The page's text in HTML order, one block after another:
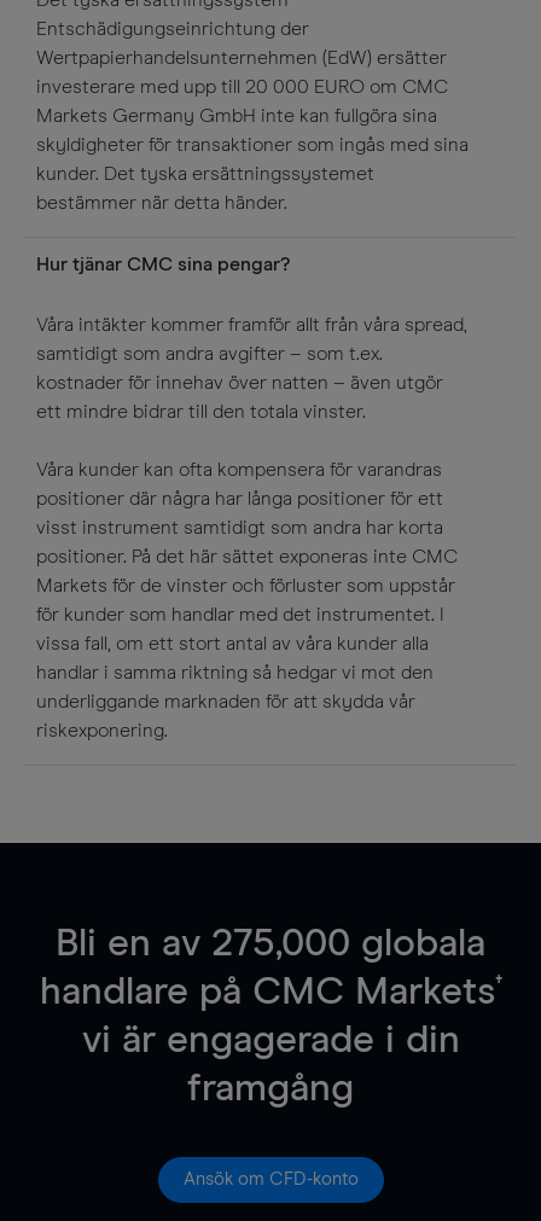
Entschädigungseinrichtung der
Wertpapierhandelsunternehmen (EdW) ersätter
investerare med upp till 20 000 EURO om CMC
Markets Germany GmbH inte kan fullgöra sina
skyldigheter för transaktioner som ingås med sina
kunder. Det tyska ersättningssystemet
bestämmer när detta händer.
Hur tjänar CMC sina pengar?
Våra intäkter kommer framför allt från våra spread,
samtidigt som andra avgifter – som t.ex.
kostnader för innehav över natten – även utgör
ett mindre bidrar till den totala vinster.
Våra kunder kan ofta kompensera för varandras
positioner där några har långa positioner för ett
visst instrument samtidigt som andra har korta
positioner. På det här sättet exponeras inte CMC
Markets för de vinster och förluster som uppstår
för kunder som handlar med det instrumentet. I
vissa fall, om ett stort antal av våra kunder alla
handlar i samma riktning så hedgar vi mot den
underliggande marknaden för att skydda vår
riskexponering.
Bli en av 275,000 globala
handlare på CMC Markets†
vi är engagerade i din
framgång
Ansök om CFD-konto